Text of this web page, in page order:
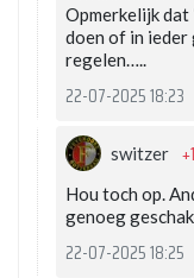
Opmerkelijk dat
doen of in ieder
regelen…..
22-07-2025 18:23
switzer
Hou toch op.
genoeg
22-07-2025 18:25